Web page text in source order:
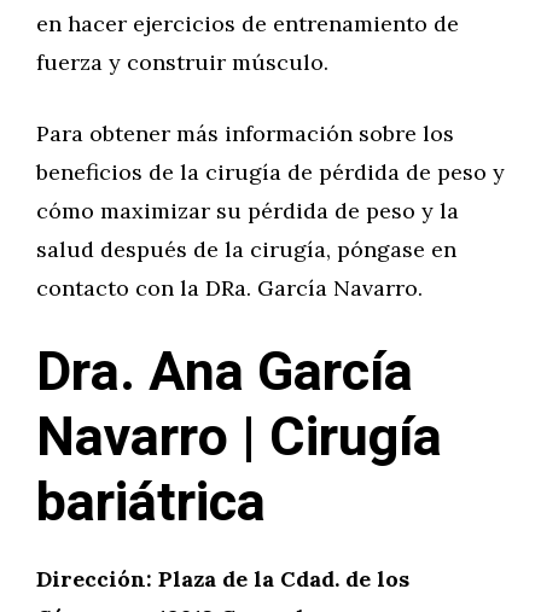
en hacer ejercicios de entrenamiento de
fuerza y construir músculo.
Para obtener más información sobre los
beneficios de la cirugía de pérdida de peso y
cómo maximizar su pérdida de peso y la
salud después de la cirugía, póngase en
contacto con la DRa. García Navarro.
Dra. Ana García
Navarro | Cirugía
bariátrica
Dirección: Plaza de la Cdad. de los